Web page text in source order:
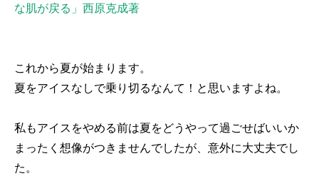
な肌が戻る」西原克成著
これから夏が始まります。
夏をアイスなしで乗り切るなんて！と思いますよね。
私もアイスをやめる前は夏をどうやって過ごせばいいか
まったく想像がつきませんでしたが、意外に大丈夫でし
た。